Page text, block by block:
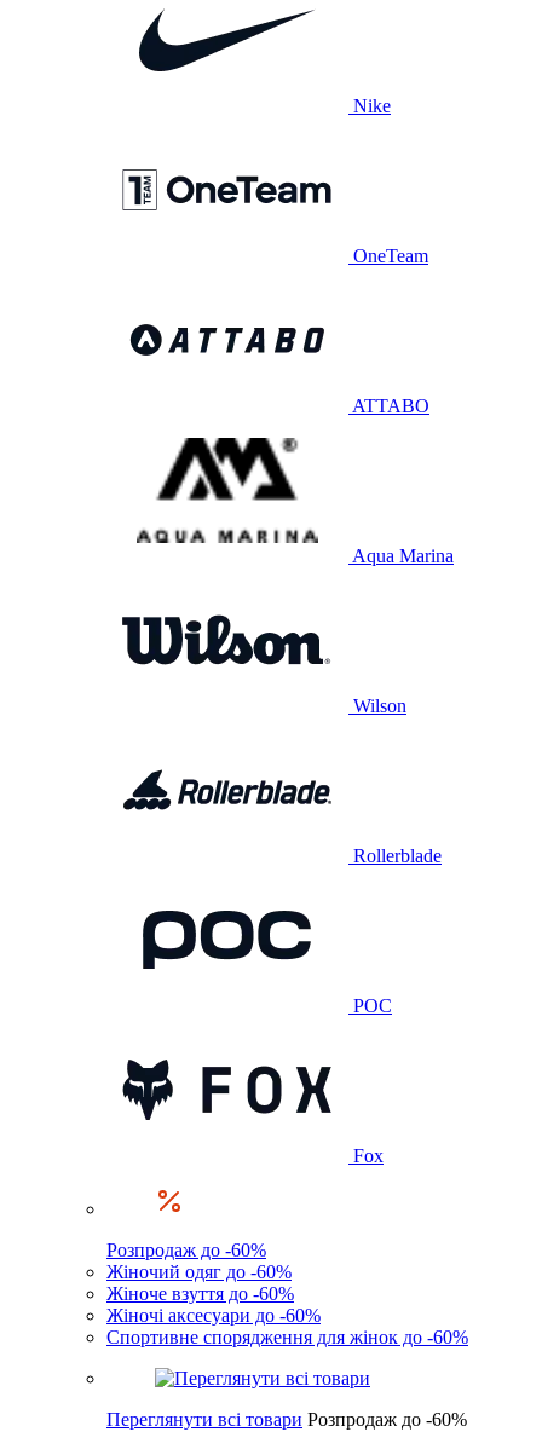
Nike
OneTeam
ATTABO
Aqua Marina
Wilson
Rollerblade
POC
Fox
Розпродаж до -60%
Жіночий одяг до -60%
Жіноче взуття до -60%
Жіночі аксесуари до -60%
Спортивне спорядження для жінок до -60%
Переглянути всі товари Розпродаж до -60%